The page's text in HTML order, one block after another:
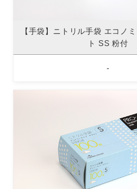
【手袋】ニトリル手袋 エコノ
ト SS 粉付
-